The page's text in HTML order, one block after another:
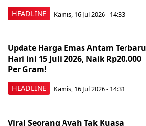
HEADLINE Kamis, 16 Jul 2026 - 14:33
HEADLINE
Update Harga Emas Antam Terbaru
Hari ini 15 Juli 2026, Naik Rp20.000
Per Gram!
Kamis, 16 Jul 2026 - 14:31
Viral Seorang Ayah Tak Kuasa